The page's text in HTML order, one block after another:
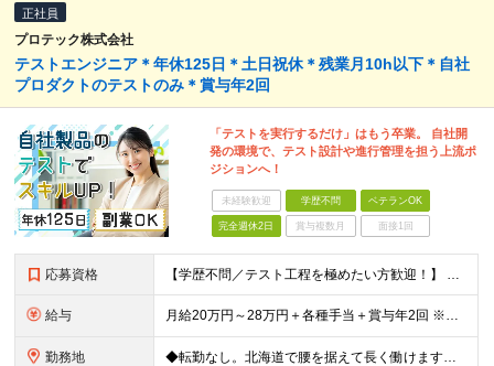
正社員
プロテック株式会社
テストエンジニア＊年休125日＊土日祝休＊残業月10h以下＊自社
プロダクトのテストのみ＊賞与年2回
「テストを実行するだけ」はもう卒業。 自社開
発の環境で、テスト設計や進行管理を担う上流ポ
ジションへ！
未経験歓迎 学歴不問 ベテランOK
完全週休2日 賞与複数月 面接1回
応募資格 【学歴不問／テスト工程を極めたい方歓迎！】 ■システム開発におけるテストの実務経験をお持ちの方（単体・結合テスト等／合計で2〜3年程度を想定） ■基本的なPC操作ができる方 ≪こんな方にピッタリ≫
給与 月給20万円～28万円＋各種手当＋賞与年2回 ※経験・年齢・能力を考慮して決定いたします。 ※残業代は全額別途支給 ※試用期間3ヵ月あり。期間中の給与・待遇については下記の通り ・基本給 200,0
勤務地 ◆転勤なし。北海道で腰を据えて長く働けます。 ◆最寄り駅から徒歩8分。アクセス良好なオフィスです。 ＜本社＞ 北海道札幌市中央区北2条西18丁目1番地5 ※場合によりリモートワークも可 (変更の